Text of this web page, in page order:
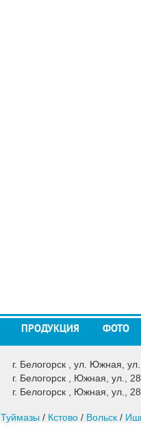
ПРОДУКЦИЯ ФОТО
г. Белогорск , ул. Южная,
г. Белогорск , Южная, ул., 28
г. Белогорск , Южная, ул., 28
Туймазы / Кстово / Вольск /